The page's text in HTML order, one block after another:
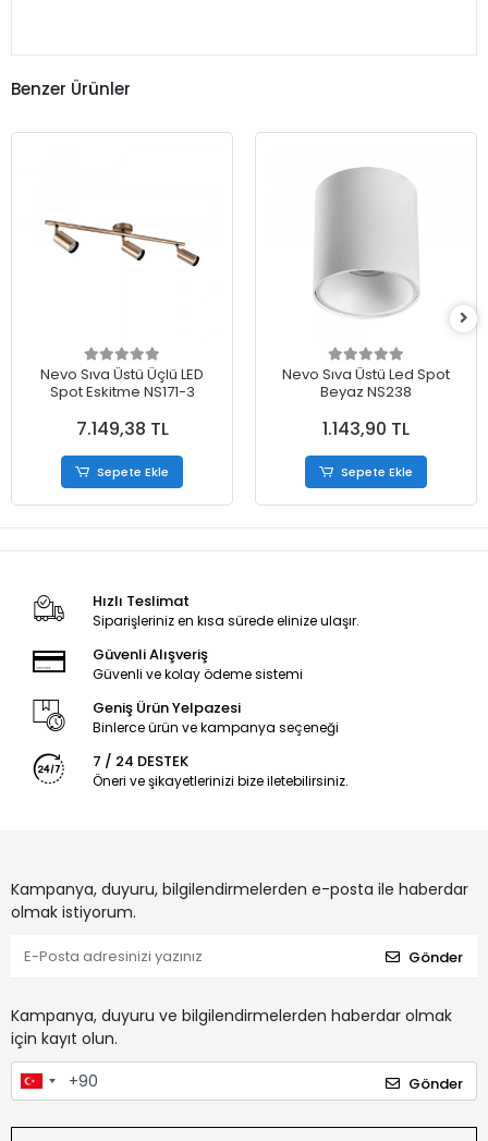
Benzer Ürünler
Nevo Sıva Üstü Üçlü LED
Spot Eskitme NS171-3
7.149,38 TL
Sepete Ekle
Nevo Sıva Üstü Led Spot
Beyaz NS238
1.143,90 TL
Sepete Ekle
Hızlı Teslimat
Siparişleriniz en kısa sürede elinize ulaşır.
Güvenli Alışveriş
Güvenli ve kolay ödeme sistemi
Geniş Ürün Yelpazesi
Binlerce ürün ve kampanya seçeneği
7 / 24 DESTEK
Öneri ve şikayetlerinizi bize iletebilirsiniz.
Kampanya, duyuru, bilgilendirmelerden e-posta ile haberdar
olmak istiyorum.
Gönder
Kampanya, duyuru ve bilgilendirmelerden haberdar olmak
için kayıt olun.
Gönder